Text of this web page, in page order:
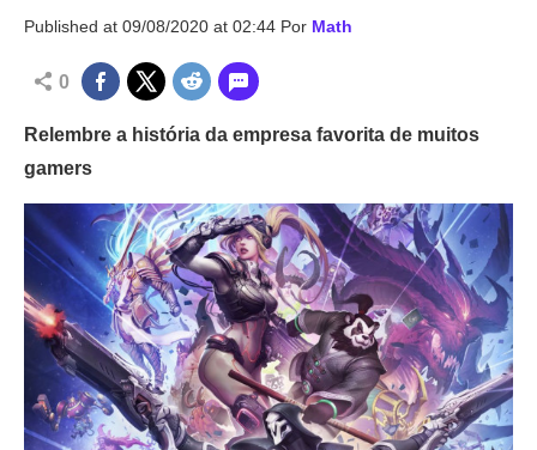
Published at 09/08/2020 at 02:44 Por Math
0
Relembre a história da empresa favorita de muitos
gamers